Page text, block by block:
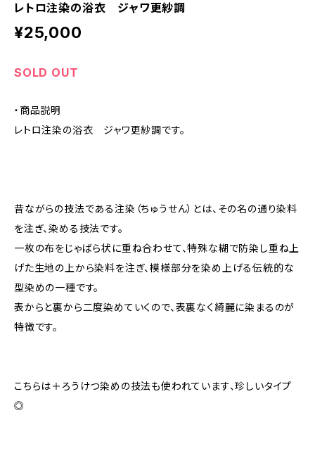
レトロ注染の浴衣 ジャワ更紗調
¥25,000
SOLD OUT
・商品説明
レトロ注染の浴衣 ジャワ更紗調です。
昔ながらの技法である注染（ちゅうせん）とは、その名の通り染料
を注ぎ、染める技法です。
一枚の布をじゃばら状に重ね合わせて、特殊な糊で防染し重ね上
げた生地の上から染料を注ぎ、模様部分を染め上げる伝統的な
型染めの一種です。
表からと裏から二度染めていくので、表裏なく綺麗に染まるのが
特徴です。
こちらは＋ろうけつ染めの技法も使われています、珍しいタイプ
◎